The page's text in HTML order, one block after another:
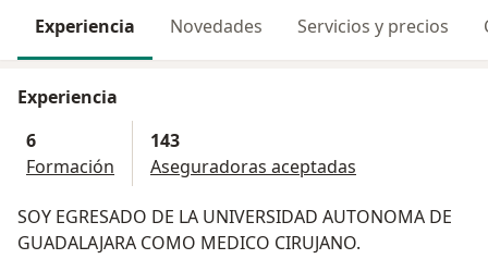
Experiencia Novedades Servicios y precios
Experiencia
6
Formación
143
Aseguradoras aceptadas
SOY EGRESADO DE LA UNIVERSIDAD AUTONOMA DE
GUADALAJARA COMO MEDICO CIRUJANO.